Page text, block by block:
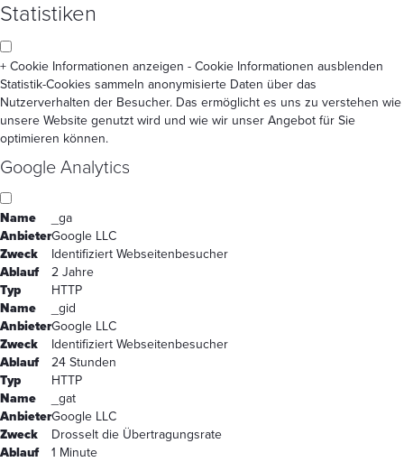
Statistiken
+ Cookie Informationen anzeigen - Cookie Informationen ausblenden
Statistik-Cookies sammeln anonymisierte Daten über das
Nutzerverhalten der Besucher. Das ermöglicht es uns zu verstehen wie
unsere Website genutzt wird und wie wir unser Angebot für Sie
optimieren können.
Google Analytics
Name
_ga
AnbieterGoogle LLC
Zweck
Identifiziert Webseitenbesucher
Ablauf
2 Jahre
Typ
HTTP
Name
_gid
AnbieterGoogle LLC
Zweck
Identifiziert Webseitenbesucher
Ablauf
24 Stunden
Typ
HTTP
Name
_gat
AnbieterGoogle LLC
Zweck
Drosselt die Übertragungsrate
Ablauf
1 Minute